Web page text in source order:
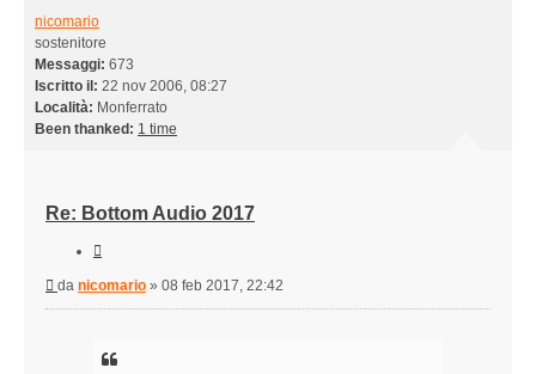
nicomario
sostenitore
Messaggi: 673
Iscritto il: 22 nov 2006, 08:27
Località: Monferrato
Been thanked: 1 time
Re: Bottom Audio 2017
Messaggio
da nicomario » 08 feb 2017, 22:42